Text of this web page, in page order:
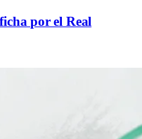
por el Real